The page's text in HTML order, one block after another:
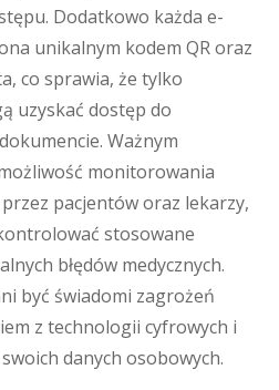
Dodatkowo każda e-
unikalnym kodem QR oraz
co sprawia, że tylko
uzyskać dostęp do
Ważnym
monitorowania
pacjentów oraz lekarzy,
stosowane
błędów medycznych.
być świadomi zagrożeń
z technologii cyfrowych i
danych osobowych.